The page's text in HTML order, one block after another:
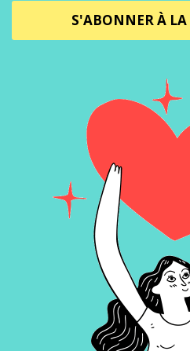
S'ABONNER À LA